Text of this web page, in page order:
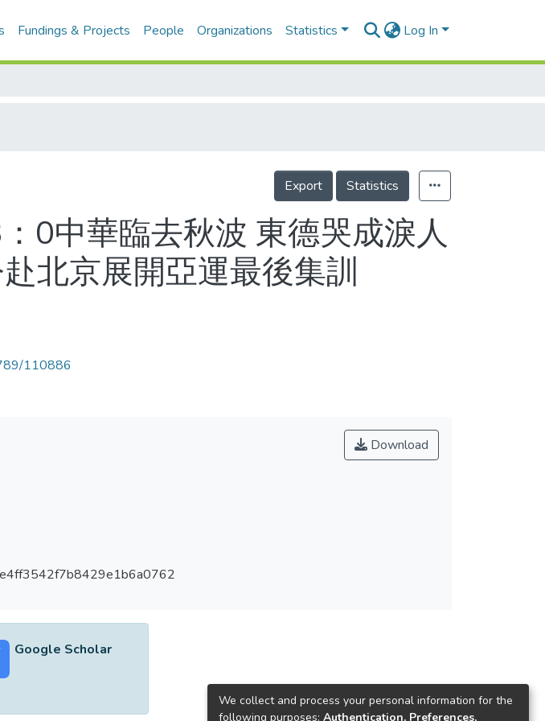
Fundings & Projects People Organizations Statistics Log In
Export Statistics
0中華臨去秋波 東德哭成淚人
北京展開亞運最後集訓
110886
Download
Google Scholar
We collect and process your personal information for the
following purposes: Authentication, Preferences,